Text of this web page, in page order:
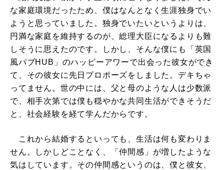
な家庭環境だったため、僕はなんとなく生涯独身でい
ようと思っていました。独身でいたいというよりは、
円満な家庭を維持するのが、総理大臣になるよりも難
しそうに思えたのです。しかし、そんな僕にも「英国
風パブHUB」のハッピーアワーで出会った彼女ができ
て、その彼女に先日プロポーズをしました。デキちゃ
ってません。世の中には、父と母のような人は少数派
で、相手次第では僕も穏やかな共同生活ができそうだ
と、社会経験を経て学んだからです。
これから結婚するといっても、生活は何も変わりま
せん。しかしどことなく、「仲間感」が増したような
気はしています。その仲間感というのは、僕と彼女、